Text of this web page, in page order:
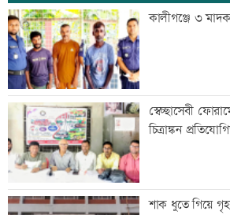
কালীগঞ্জে ৩
স্বেচ্ছাসেবী
চিত্রাঙ্কন
শাক ধুতে গিয়ে